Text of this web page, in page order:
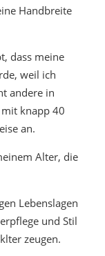
Handbreite
dass meine
weil ich
andere in
knapp 40
an.
Alter, die
Lebenslagen
und Stil
zeugen.